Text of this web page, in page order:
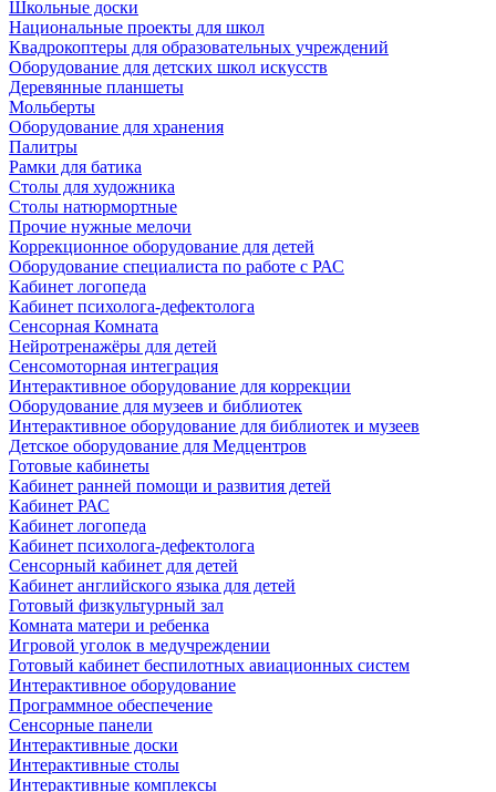
Школьные доски
Национальные проекты для школ
Квадрокоптеры для образовательных учреждений
Оборудование для детских школ искусств
Деревянные планшеты
Мольберты
Оборудование для хранения
Палитры
Рамки для батика
Столы для художника
Столы натюрмортные
Прочие нужные мелочи
Коррекционное оборудование для детей
Оборудование специалиста по работе с РАС
Кабинет логопеда
Кабинет психолога-дефектолога
Сенсорная Комната
Нейротренажёры для детей
Сенсомоторная интеграция
Интерактивное оборудование для коррекции
Оборудование для музеев и библиотек
Интерактивное оборудование для библиотек и музеев
Детское оборудование для Медцентров
Готовые кабинеты
Кабинет ранней помощи и развития детей
Кабинет РАС
Кабинет логопеда
Кабинет психолога-дефектолога
Сенсорный кабинет для детей
Кабинет английского языка для детей
Готовый физкультурный зал
Комната матери и ребенка
Игровой уголок в медучреждении
Готовый кабинет беспилотных авиационных систем
Интерактивное оборудование
Программное обеспечение
Сенсорные панели
Интерактивные доски
Интерактивные столы
Интерактивные комплексы